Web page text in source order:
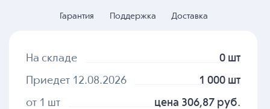
Гарантия Поддержка Доставка
На складе 0 шт
Приедет 12.08.2026 1 000 шт
от 1 шт цена 306,87 руб.